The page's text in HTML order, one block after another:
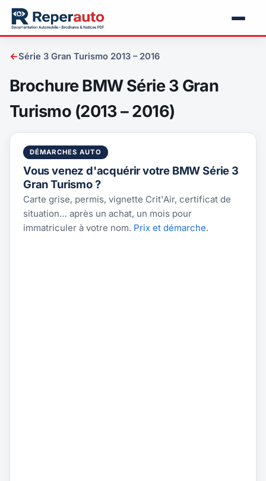
←Série 3 Gran Turismo 2013 – 2016
Brochure BMW Série 3 Gran
Turismo (2013 – 2016)
DÉMARCHES AUTO
Vous venez d'acquérir votre BMW Série 3
Gran Turismo ?
Carte grise, permis, vignette Crit'Air, certificat de
situation… après un achat, un mois pour
immatriculer à votre nom. Prix et démarche.